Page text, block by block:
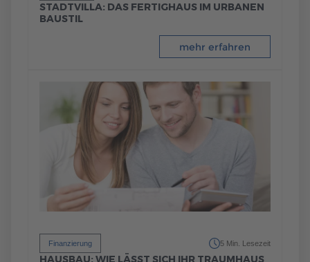
STADTVILLA: DAS FERTIGHAUS IM URBANEN
BAUSTIL
mehr erfahren
Finanzierung 5 Min. Lesezeit
HAUSBAU: WIE LÄSST SICH IHR TRAUMHAUS